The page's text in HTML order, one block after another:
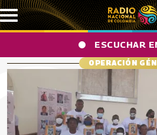
Pasar al contenido principal
ESCUCHAR
OPERACIÓN